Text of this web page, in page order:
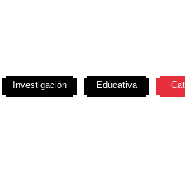
Investigación Educativa